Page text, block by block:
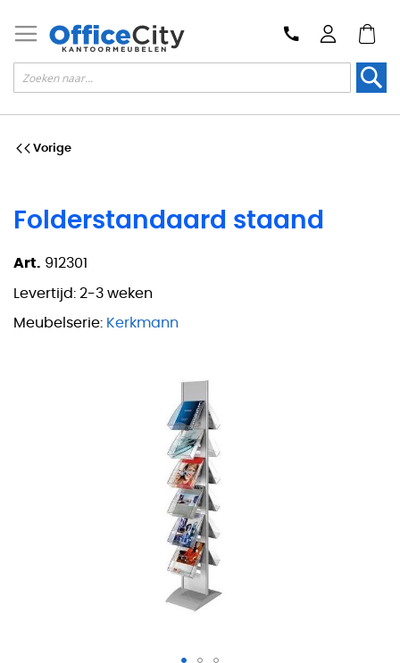
Folderstandaard staand
Art. 912301
Levertijd: 2-3 weken
Meubelserie: Kerkmann
Folderstandaard staand
Vorige